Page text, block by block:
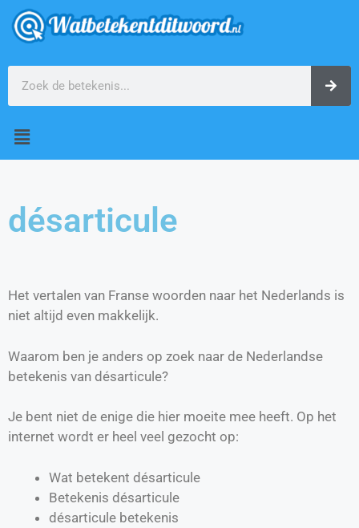
désarticule
Het vertalen van Franse woorden naar het Nederlands is
niet altijd even makkelijk.
Waarom ben je anders op zoek naar de Nederlandse
betekenis van désarticule?
Je bent niet de enige die hier moeite mee heeft. Op het
internet wordt er heel veel gezocht op:
Wat betekent désarticule
Betekenis désarticule
désarticule betekenis